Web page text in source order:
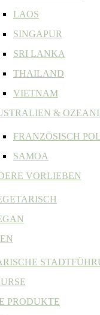
LAOS
SINGAPUR
SRI LANKA
THAILAND
VIETNAM
&
FRANZÖSISCH
SAMOA
VORLIEBEN
PRODUKTE